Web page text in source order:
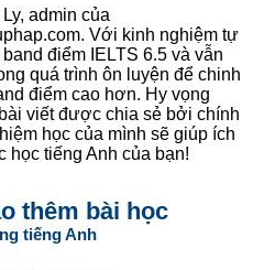
admin của
Với kinh nghiệm tự
band điểm IELTS 6.5 và vẫn
quá trình ôn luyện để chinh
điểm cao hơn. Hy vọng
viết được chia sẻ bởi chính
học của mình sẽ giúp ích
học tiếng Anh của bạn!
thêm bài học
tiếng Anh